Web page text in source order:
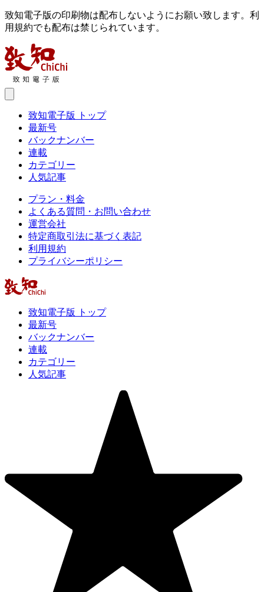
致知電子版の印刷物は配布しないようにお願い致します。利
用規約でも配布は禁じられています。
致知電子版 トップ
最新号
バックナンバー
連載
カテゴリー
人気記事
プラン・料金
よくある質問・お問い合わせ
運営会社
特定商取引法に基づく表記
利用規約
プライバシーポリシー
致知電子版 トップ
最新号
バックナンバー
連載
カテゴリー
人気記事